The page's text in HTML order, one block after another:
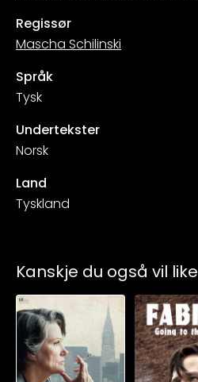
Regissør
Mascha Schilinski
Språk
Tysk
Undertekster
Norsk
Land
Tyskland
Kanskje du også vil like